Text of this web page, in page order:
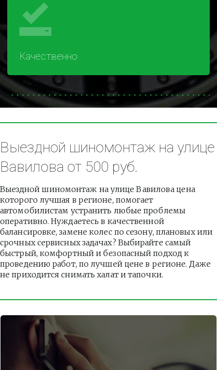
Качественно
Выездной шиномонтаж на улице
Вавилова от 500 руб.
Выездной шиномонтаж на улице Вавилова цена
которого лучшая в регионе, помогает
автомобилистам устранить любые проблемы
оперативно. Нуждаетесь в качественной
балансировке, замене колес по сезону, плановых или
срочных сервисных задачах? Выбирайте самый
быстрый, комфортный и безопасный подход к
проведению работ, по лучшей цене в регионе. Даже
не приходится снимать халат и тапочки.